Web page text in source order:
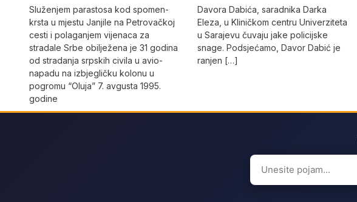
Služenjem parastosa kod spomen-
krsta u mjestu Janjile na Petrovačkoj
cesti i polaganjem vijenaca za
stradale Srbe obilježena je 31 godina
od stradanja srpskih civila u avio-
napadu na izbjegličku kolonu u
pogromu “Oluja” 7. avgusta 1995.
godine
Davora Dabića, saradnika Darka
Eleza, u Kliničkom centru Univerziteta
u Sarajevu čuvaju jake policijske
snage. Podsjećamo, Davor Dabić je
ranjen […]
Search
for: